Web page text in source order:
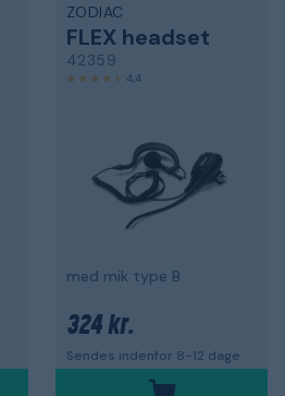
ZODIAC
FLEX headset
42359
4,4
med mik type B
324 kr.
Sendes indenfor 8-12 dage